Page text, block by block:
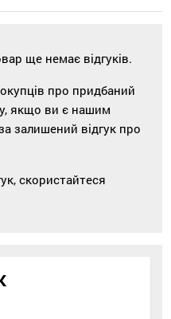
ще немає відгуків.
про придбаний
якщо ви є нашим
залишений відгук про
скористайтеся